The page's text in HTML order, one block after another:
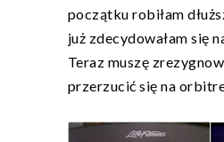
początku robiłam
już zdecydowałam się
Teraz muszę
przerzucić się na